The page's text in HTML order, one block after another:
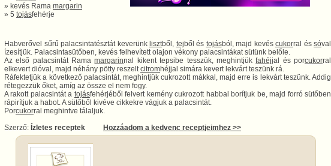
» kevés Rama margarin
» 5 tojásfehérje
Habverővel sűrű palacsintatésztát keverünk lisztből, tejből és tojásból, majd kevés cukorral és sóval
ízesítjük. Palacsintasütőben, kevés felhevített olajon vékony palacsintákat sütünk belőle.
Az első palacsintát Ramamargarinnal kikent tepsibe tesszük, meghintjükfahéjjal és porcukorral
elkevert dióval, majd néhány pötty reszeltcitromhéjjal simára kevert lekvárt teszünk rá.
Ráfektetjük a következő palacsintát, meghintjük cukrozott mákkal, majd erre is lekvárt teszünk. Addig
rétegezzük őket, amíg az össze el nem fogy.
A rakott palacsintát a tojásfehérjéből felvert kemény cukrozott habbal borítjuk be, majd forró sütőben
rápirítjuk a habot. A sütőből kivéve cikkekre vágjuk a palacsintát.
Porcukorral meghintve tálaljuk.
Szerző: Ízletes receptek Hozzáadom a kedvenc receptjeimhez >>